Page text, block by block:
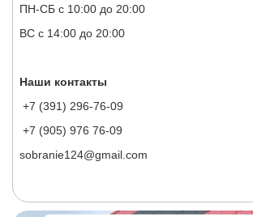
ПН-СБ с 10:00 до 20:00
ВС с 14:00 до 20:00
Наши контакты
+7 (391) 296-76-09
+7 (905) 976 76-09
sobranie124@gmail.com